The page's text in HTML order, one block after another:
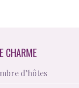
CHARME
d’hôtes